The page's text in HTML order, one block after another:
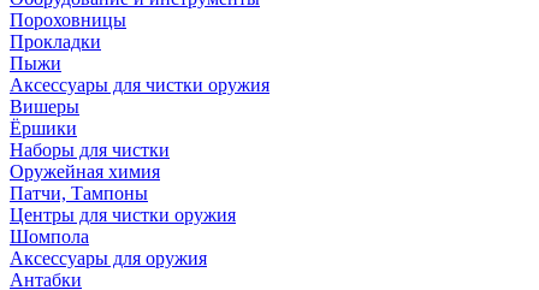
Пороховницы
Прокладки
Пыжи
Аксессуары для чистки оружия
Вишеры
Ёршики
Наборы для чистки
Оружейная химия
Патчи, Тампоны
Центры для чистки оружия
Шомпола
Аксессуары для оружия
Антабки